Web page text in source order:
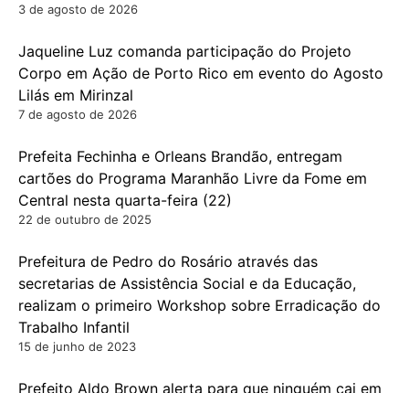
3 de agosto de 2026
Jaqueline Luz comanda participação do Projeto
Corpo em Ação de Porto Rico em evento do Agosto
Lilás em Mirinzal
7 de agosto de 2026
Prefeita Fechinha e Orleans Brandão, entregam
cartões do Programa Maranhão Livre da Fome em
Central nesta quarta-feira (22)
22 de outubro de 2025
Prefeitura de Pedro do Rosário através das
secretarias de Assistência Social e da Educação,
realizam o primeiro Workshop sobre Erradicação do
Trabalho Infantil
15 de junho de 2023
Prefeito Aldo Brown alerta para que ninguém cai em